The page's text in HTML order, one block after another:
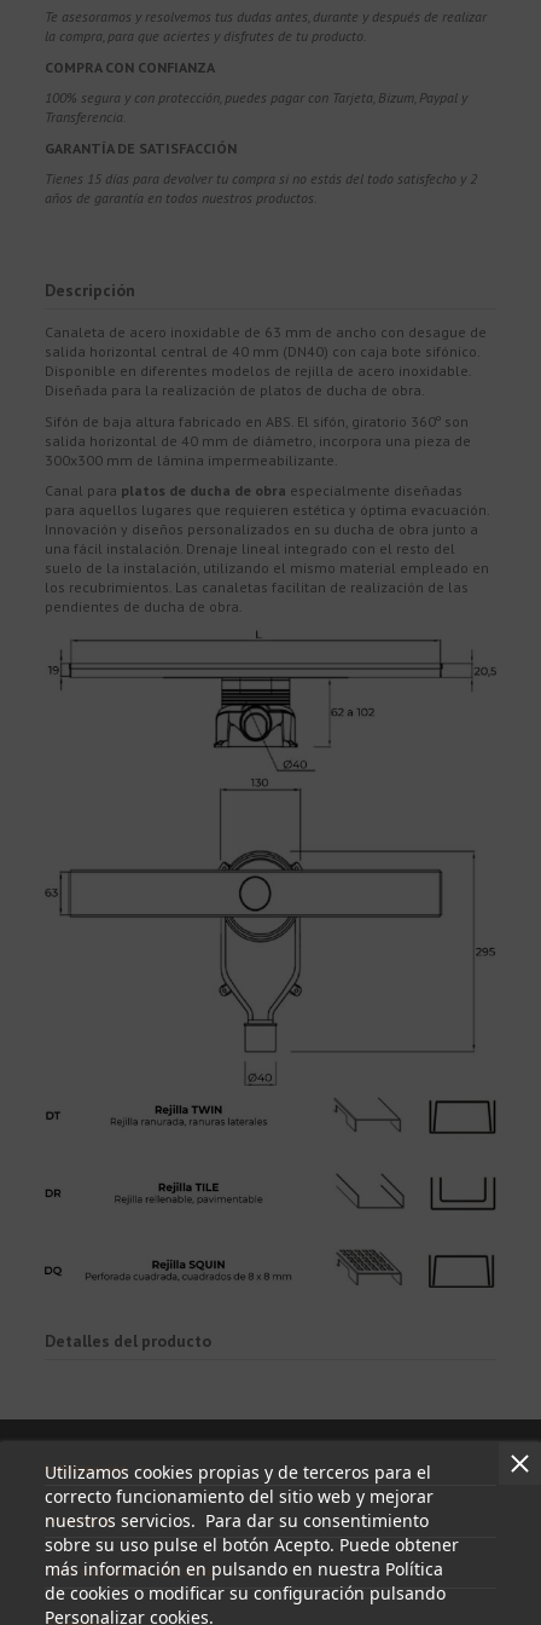
Te asesoramos y resolvemos tus dudas antes, durante y después de realizar
la compra, para que aciertes y disfrutes de tu producto.
COMPRA CON CONFIANZA
100% segura y con protección, puedes pagar con Tarjeta, Bizum, Paypal y
Transferencia.
GARANTÍA DE SATISFACCIÓN
Tienes 15 días para devolver tu compra si no estás del todo satisfecho y 2
años de garantía en todos nuestros productos.
Descripción
Canaleta de acero inoxidable de 63 mm de ancho con desague de
salida horizontal central de 40 mm (DN40) con caja bote sifónico.
Disponible en diferentes modelos de rejilla de acero inoxidable.
Diseñada para la realización de platos de ducha de obra.
Sifón de baja altura fabricado en ABS. El sifón, giratorio 360º son
salida horizontal de 40 mm de diámetro, incorpora una pieza de
300x300 mm de lámina impermeabilizante.
Canal para platos de ducha de obra especialmente diseñadas
para aquellos lugares que requieren estética y óptima evacuación.
Innovación y diseños personalizados en su ducha de obra junto a
una fácil instalación. Drenaje lineal integrado con el resto del
suelo de la instalación, utilizando el mismo material empleado en
los recubrimientos. Las canaletas facilitan de realización de las
pendientes de ducha de obra.
Detalles del producto
Utilizamos cookies propias y de terceros para el
correcto funcionamiento del sitio web y mejorar
nuestros servicios. Para dar su consentimiento
sobre su uso pulse el botón Acepto. Puede obtener
más información en pulsando en nuestra Política
de cookies o modificar su configuración pulsando
Personalizar cookies.
Información
Mi cuenta
Información de contacto